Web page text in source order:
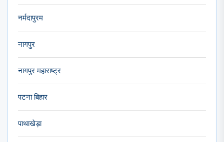
नर्मदापुरम
नागपुर
नागपुर महाराष्ट्र
पटना बिहार
पाथाखेड़ा